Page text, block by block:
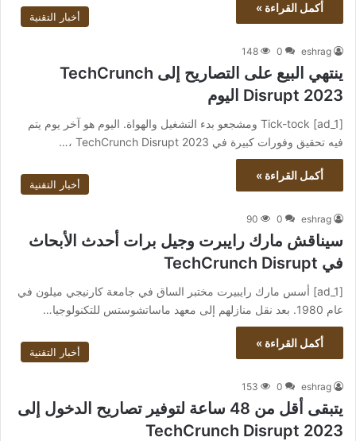
أكمل القراءة »
أخبار التقنية
eshrag
0
148
ينتهي البيع على التصاريح إلى TechCrunch
Disrupt 2023 اليوم
[ad_1] Tick-tock ومشجعو بدء التشغيل والهواة. اليوم هو آخر يوم يتم
فيه تحقيق وفورات كبيرة في TechCrunch Disrupt 2023 ،…
أكمل القراءة »
أخبار التقنية
eshrag
0
90
سيناقش مارك رايبرت وجيل برات أحدث الأبحاث
في TechCrunch Disrupt
[ad_1] أسس مارك رايبيرت مختبر الساق في جامعة كارنيجي ميلون في
عام 1980. بعد نقل منازلهم إلى معهد ماساتشوستس للتكنولوجيا…
أكمل القراءة »
أخبار التقنية
eshrag
0
153
يتبقى أقل من 48 ساعة لتوفير تصاريح الدخول إلى
TechCrunch Disrupt 2023